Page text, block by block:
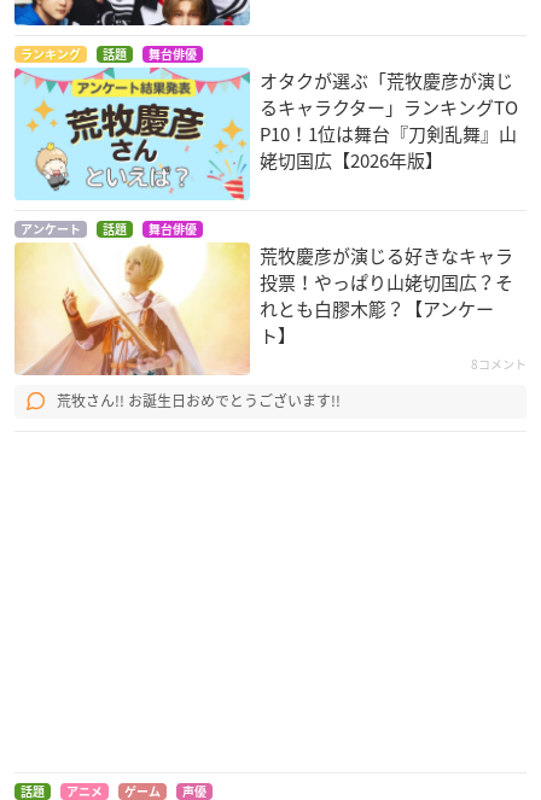
ランキング 話題 舞台俳優
オタクが選ぶ「荒牧慶彦が演じ
るキャラクター」ランキングTO
P10！1位は舞台『刀剣乱舞』山
姥切国広【2026年版】
アンケート 話題 舞台俳優
荒牧慶彦が演じる好きなキャラ
投票！やっぱり山姥切国広？そ
れとも白膠木簓？【アンケー
ト】
8コメント
荒牧さん!! お誕生日おめでとうございます!!
話題 アニメ ゲーム 声優